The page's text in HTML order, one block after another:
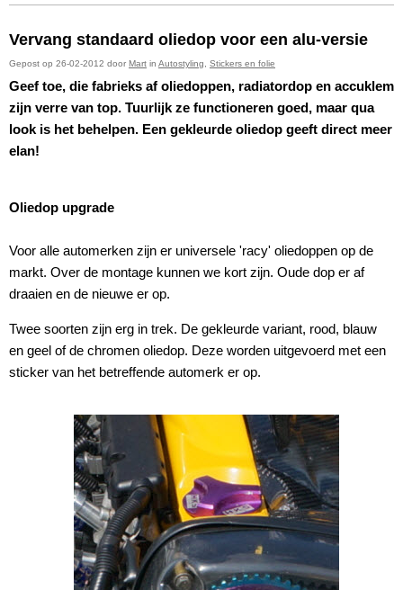
Vervang standaard oliedop voor een alu-versie
Gepost op 26-02-2012 door Mart in Autostyling Stickers en folie
Geef toe, die fabrieks af oliedoppen, radiatordop en accuklem
zijn verre van top. Tuurlijk ze functioneren goed, maar qua
look is het behelpen. Een gekleurde oliedop geeft direct meer
elan!
Oliedop upgrade
Voor alle automerken zijn er universele 'racy' oliedoppen op de
markt. Over de montage kunnen we kort zijn. Oude dop er af
draaien en de nieuwe er op.
Twee soorten zijn erg in trek. De gekleurde variant, rood, blauw
en geel of de chromen oliedop. Deze worden uitgevoerd met een
sticker van het betreffende automerk er op.